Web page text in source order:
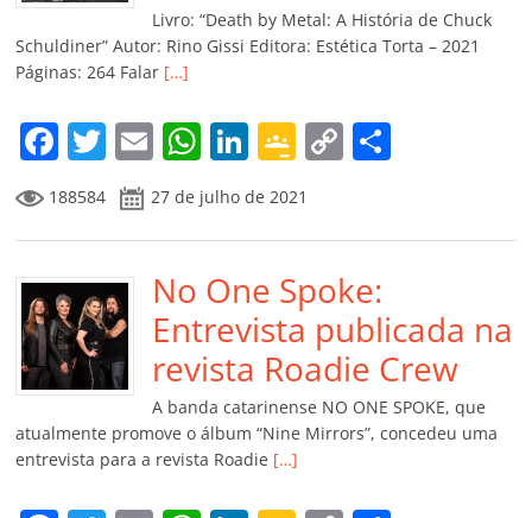
k ss
ro
m
ar
Livro: “Death by Metal: A História de Chuck
Schuldiner” Autor: Rino Gissi Editora: Estética Torta – 2021
Páginas: 264 Falar […]
F
a
c
e
b
o
o
k
T
w
itt
er
E
m
ai
l
W
h
at
s
A
p
p
Li
n
k
e
dI
n
G
o
o
gl
e
Cl
a
ss
ro
o
C
o
y
Li
n
k
p
til
h
ar
188584 27 de julho de 2021
No One Spoke:
Entrevista publicada na
revista Roadie Crew
A banda catarinense NO ONE SPOKE, que
atualmente promove o álbum “Nine Mirrors”, concedeu uma
entrevista para a revista Roadie […]